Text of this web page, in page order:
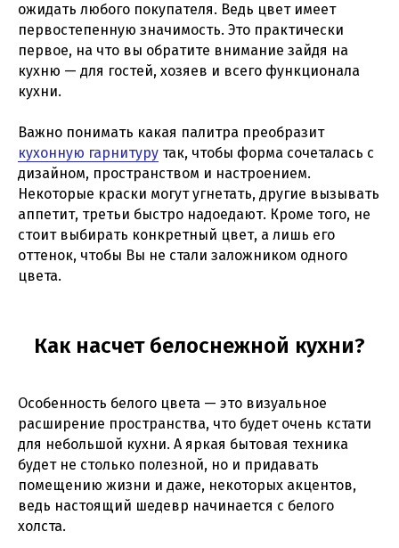
ожидать любого покупателя. Ведь цвет имеет
первостепенную значимость. Это практически
первое, на что вы обратите внимание зайдя на
кухню — для гостей, хозяев и всего функционала
кухни.
Важно понимать какая палитра преобразит
кухонную гарнитуру так, чтобы форма сочеталась с
дизайном, пространством и настроением.
Некоторые краски могут угнетать, другие вызывать
аппетит, третьи быстро надоедают. Кроме того, не
стоит выбирать конкретный цвет, а лишь его
оттенок, чтобы Вы не стали заложником одного
цвета.
Как насчет белоснежной кухни?
Особенность белого цвета — это визуальное
расширение пространства, что будет очень кстати
для небольшой кухни. А яркая бытовая техника
будет не столько полезной, но и придавать
помещению жизни и даже, некоторых акцентов,
ведь настоящий шедевр начинается с белого
холста.